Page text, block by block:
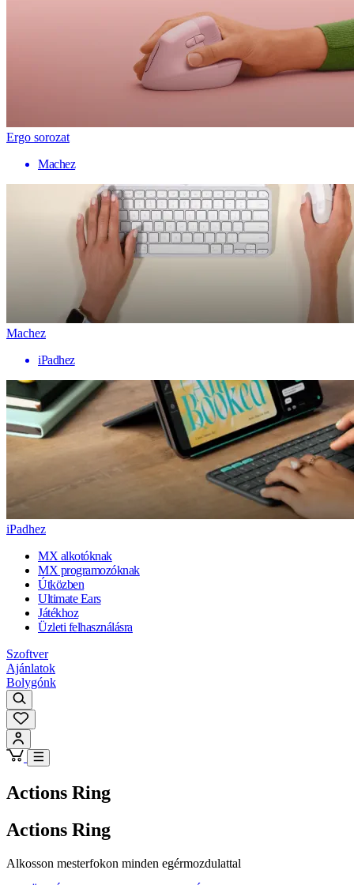
Ergo sorozat
Machez
Machez
iPadhez
iPadhez
MX alkotóknak
MX programozóknak
Útközben
Ultimate Ears
Játékhoz
Üzleti felhasználásra
Szoftver
Ajánlatok
Bolygónk
Actions Ring
Actions Ring
Alkosson mesterfokon minden egérmozdulattal